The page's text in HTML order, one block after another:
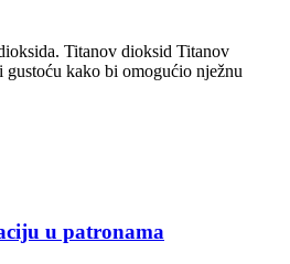
Titanov dioksid Titanov
kako bi omogućio nježnu
u patronama